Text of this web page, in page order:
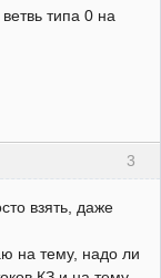
типа 0 на
3
взять, даже
на тему, надо ли